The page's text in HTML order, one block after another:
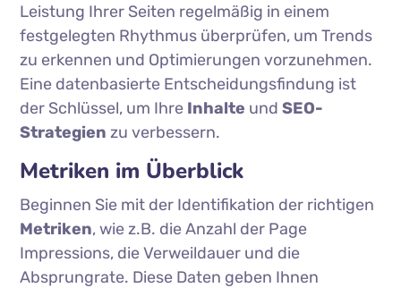
Leistung Ihrer Seiten regelmäßig in einem
festgelegten Rhythmus überprüfen, um Trends
zu erkennen und Optimierungen vorzunehmen.
Eine datenbasierte Entscheidungsfindung ist
der Schlüssel, um Ihre Inhalte undSEO-
Strategien zu verbessern.
Metriken im Überblick
Beginnen Sie mit der Identifikation der richtigen
Metriken, wie z.B. die Anzahl der Page
Impressions, die Verweildauer und die
Absprungrate. Diese Daten geben Ihnen